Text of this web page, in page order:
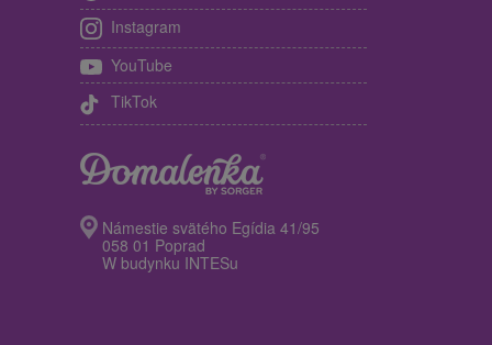
Instagram
YouTube
TikTok
Námestie svätého Egídia 41/95
058 01 Poprad
W budynku INTESu